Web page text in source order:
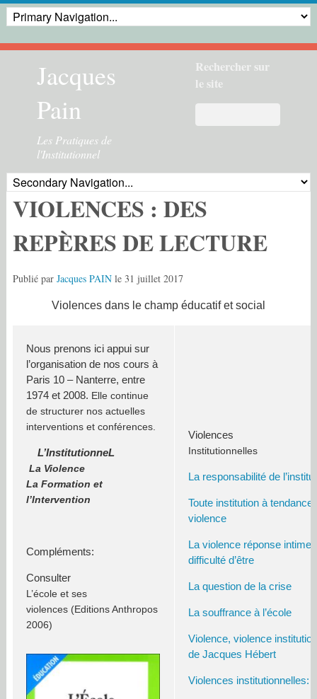
Jacques
Pain
Les Pratiques de
l'Institutionnel
Rechercher sur
le site
VIOLENCES : DES
REPÈRES DE LECTURE
Publié par Jacques PAINle 31 juillet 2017
Violences dans le champ éducatif et social
Nous prenons ici appui sur
l’organisation de nos cours à
Paris 10 – Nanterre, entre
1974 et 2008. Elle continue
de structurer nos actuelles
interventions et conférences.
L’InstitutionneL
La Violence
La Formation et
l’Intervention
Compléments:
Consulter
L’école et ses
violences (Editions Anthropos
2006)
Violences
Institutionnelles
La responsabilité de
Toute institution à tendance
violence
La violence réponse intime
difficulté d’être
La question de la crise
La souffrance à l’école
Violence, violence
de Jacques Hébert
Violences institutionnelles: